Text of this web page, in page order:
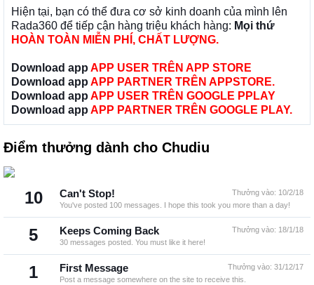
Hiện tại, bạn có thể đưa cơ sở kinh doanh của mình lên
Rada360 để tiếp cận hàng triệu khách hàng: Mọi thứ
HOÀN TOÀN MIỄN PHÍ, CHẤT LƯỢNG.
Download app APP USER TRÊN APP STORE
Download app APP PARTNER TRÊN APPSTORE.
Download app APP USER TRÊN GOOGLE PPLAY
Download app APP PARTNER TRÊN GOOGLE PLAY.
Điểm thưởng dành cho Chudiu
10 Thưởng vào: 10/2/18
Can't Stop!
You've posted 100 messages. I hope this took you more than a day!
5 Thưởng vào: 18/1/18
Keeps Coming Back
30 messages posted. You must like it here!
1 Thưởng vào: 31/12/17
First Message
Post a message somewhere on the site to receive this.